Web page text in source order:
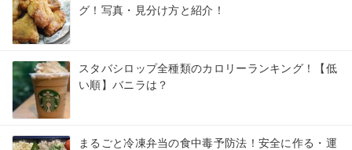
グ！写真・見分け方と紹介！
スタバシロップ全種類のカロリーランキング！【低
い順】バニラは？
まるごと冷凍弁当の食中毒予防法！安全に作る・運